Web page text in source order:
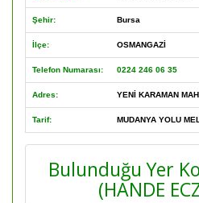
Şehir: Bursa
İlçe: OSMANGAZİ
Telefon Numarası: 0224 246 06 35
Adres: YENİ KARAMAN
Tarif: MUDANYA YOLU
Bulunduğu Yer
(HANDE